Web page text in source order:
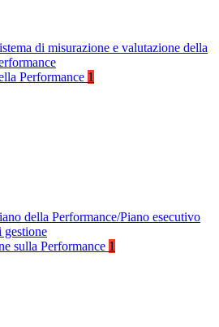
di misurazione e valutazione della
Performance 1
della Performance/Piano esecutivo
gestione
sulla Performance 1